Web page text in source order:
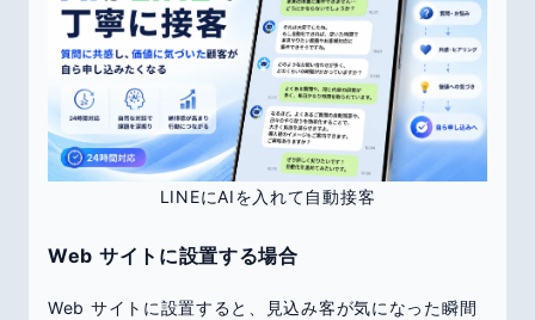
LINEにAIを入れて自動接客
Web サイトに設置する場合
Web サイトに設置すると、見込み客が気になった瞬間